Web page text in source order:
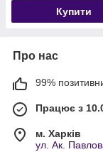
Купити
Про нас
99%
Працює з
м. Харків
ул. Ак.